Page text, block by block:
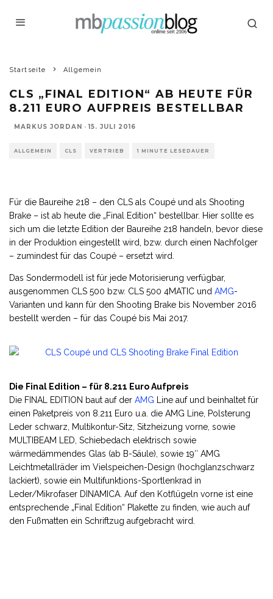
Startseite Allgemein
CLS „FINAL EDITION“ AB HEUTE FÜR
8.211 EURO AUFPREIS BESTELLBAR
MARKUS JORDAN · 15. JULI 2016
ALLGEMEIN CLS VERTRIEB 1 MINUTE LESEDAUER
Für die Baureihe 218 – den CLS als Coupé und als Shooting
Brake – ist ab heute die „Final Edition“ bestellbar. Hier sollte es
sich um die letzte Edition der Baureihe 218 handeln, bevor diese
in der Produktion eingestellt wird, bzw. durch einen Nachfolger
– zumindest für das Coupé – ersetzt wird.
Das Sondermodell ist für jede Motorisierung verfügbar,
ausgenommen CLS 500 bzw. CLS 500 4MATIC und AMG-
Varianten und kann für den Shooting Brake bis November 2016
bestellt werden – für das Coupé bis Mai 2017.
Die Final Edition – für 8.211 Euro Aufpreis
Die FINAL EDITION baut auf der AMG Line auf und beinhaltet für
einen Paketpreis von 8.211 Euro u.a. die AMG Line, Polsterung
Leder schwarz, Multikontur-Sitz, Sitzheizung vorne, sowie
MULTIBEAM LED, Schiebedach elektrisch sowie
wärmedämmendes Glas (ab B-Säule), sowie 19″ AMG
Leichtmetallräder im Vielspeichen-Design (hochglanzschwarz
lackiert), sowie ein Multifunktions-Sportlenkrad in
Leder/Mikrofaser DINAMICA. Auf den Kotflügeln vorne ist eine
entsprechende „Final Edition“ Plakette zu finden, wie auch auf
den Fußmatten ein Schriftzug aufgebracht wird.